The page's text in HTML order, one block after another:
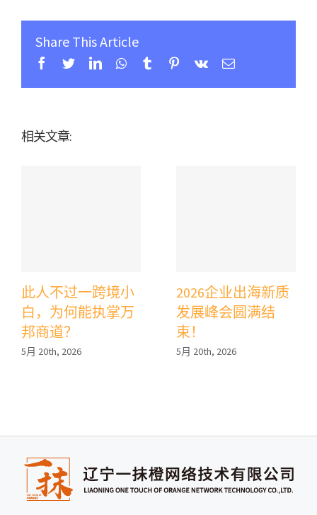
Share This Article
Facebook
TwitterLinkedinWhatsapp
TumblrPinterest
Vk Email
相关文章:
此人不过一跨境小
白，为何能执掌万
邦商道？
5月 20th, 2026
2026企业出海新质
发展峰会圆满结
束！
5月 20th, 2026